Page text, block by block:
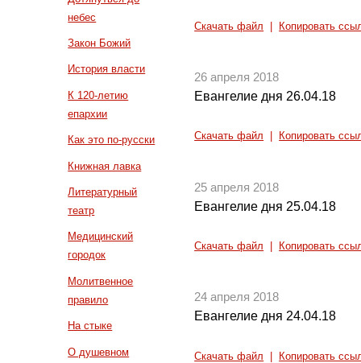
небес
Закон Божий
История власти
К 120-летию
епархии
Как это по-русски
Книжная лавка
Литературный
театр
Медицинский
городок
Молитвенное
правило
На стыке
О душевном
Скачать файл Копировать
26 апреля 2018
Евангелие дня 26.04.18
Скачать файл Копировать
25 апреля 2018
Евангелие дня 25.04.18
Скачать файл Копировать
24 апреля 2018
Евангелие дня 24.04.18
Скачать файл Копировать